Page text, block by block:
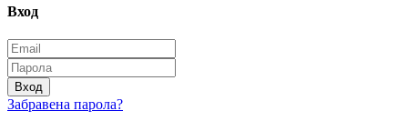
Вход
Вход
Забравена парола?